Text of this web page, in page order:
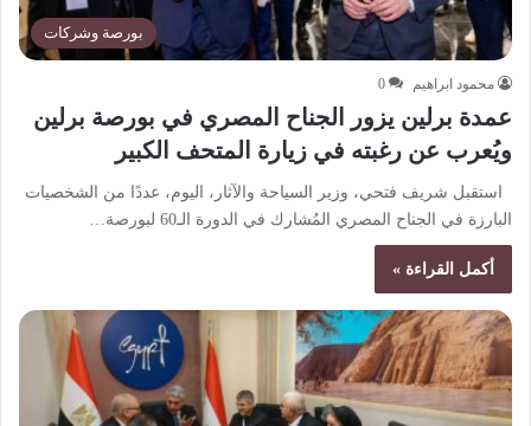
بورصة وشركات
محمود ابراهيم 0
عمدة برلين يزور الجناح المصري في بورصة برلين
ويُعرب عن رغبته في زيارة المتحف الكبير
استقبل شريف فتحي، وزير السياحة والآثار، اليوم، عددًا من الشخصيات
البارزة في الجناح المصري المُشارك في الدورة الـ60 لبورصة…
أكمل القراءة »